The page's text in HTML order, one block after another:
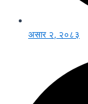
असार २, २०८३